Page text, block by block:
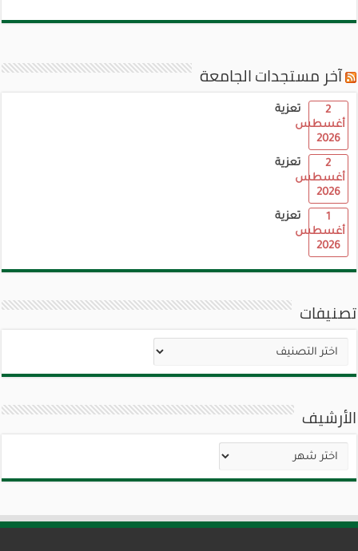
آخر مستجدات الجامعة
تعزية
2
أغسطس
2026
تعزية
2
أغسطس
2026
تعزية
1
أغسطس
2026
تصنيفات
تصنيفات
الأرشيف
الأرشيف